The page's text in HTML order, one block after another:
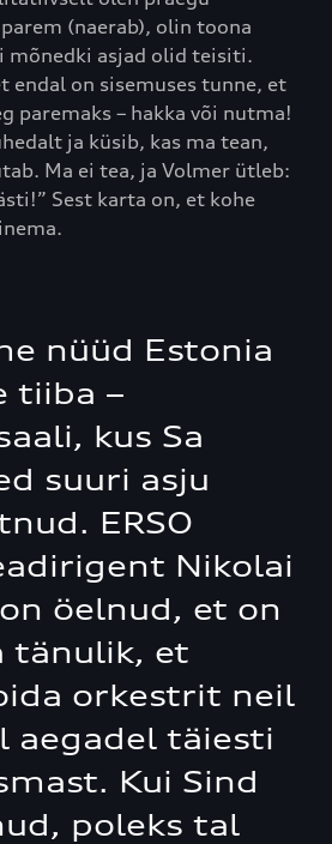
(naerab), olin toona
mõnedki asjad olid teisiti.
endal on sisemuses tunne, et
paremaks – hakka või nutma!
ja küsib, kas ma tean,
Ma ei tea, ja Volmer ütleb:
Sest karta on, et kohe
nüüd Estonia
tiiba –
kus Sa
suuri asju
ERSO
Nikolai
öelnud, et on
tänulik, et
orkestrit neil
aegadel täiesti
Kui Sind
poleks tal